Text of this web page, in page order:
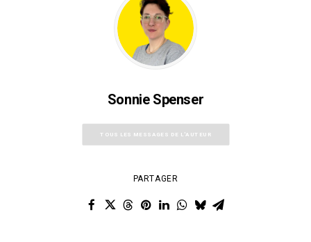
Sonnie Spenser
TOUS LES MESSAGES DE L'AUTEUR
PARTAGER